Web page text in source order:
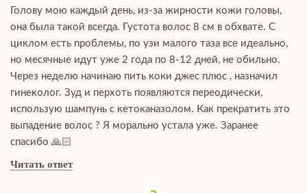
Голову мою каждый день, из-за жирности кожи головы,
она была такой всегда. Густота волос 8 см в обхвате. С
циклом есть проблемы, по узи малого таза все идеально,
но месячные идут уже 2 года по 8-12 дней, не обильно.
Через неделю начинаю пить коки джес плюс , назначил
гинеколог. Зуд и перхоть появляются переодически,
использую шампунь с кетоканазолом. Как прекратить это
выпадение волос ? Я морально устала уже. Заранее
спасибо 🙏🏻
Читать ответ